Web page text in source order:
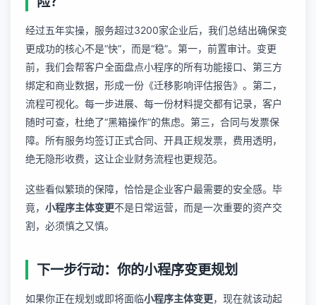
经过五年实操，服务超过3200家企业后，我们总结出确保变
更成功的核心不是“快”，而是“稳”。第一，前置审计。变更
前，我们会帮客户全面盘点小程序的所有功能接口、第三方
绑定和商业数据，形成一份《迁移影响评估报告》。第二，
流程可视化。每一步进展、每一份材料提交都有记录，客户
随时可查，杜绝了“黑箱操作”的焦虑。第三，合同与发票保
障。所有服务均签订正式合同、开具正规发票，费用透明，
绝无隐形收费，这让企业财务流程也更规范。
这些看似繁琐的保障，恰恰是企业客户最需要的安全感。毕
竟， 小程序主体变更不是日常运营，而是一次重要的资产交
割，必须慎之又慎。
下一步行动：你的小程序变更规划
如果你正在规划或即将面临小程序主体变更，现在就该动起